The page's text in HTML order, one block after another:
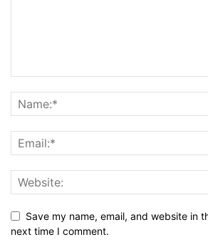
Save my name, email, and website in
next time I comment.